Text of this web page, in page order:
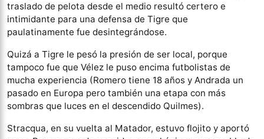
traslado de pelota desde el medio resultó certero e
intimidante para una defensa de Tigre que
paulatinamente fue desintegrándose.
Quizá a Tigre le pesó la presión de ser local, porque
tampoco fue que Vélez le puso encima futbolistas de
mucha experiencia (Romero tiene 18 años y Andrada un
pasado en Europa pero también una etapa con más
sombras que luces en el descendido Quilmes).
Stracqua, en su vuelta al Matador, estuvo flojito y aportó